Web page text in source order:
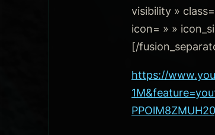
visibility »
icon= » »
[/
https://